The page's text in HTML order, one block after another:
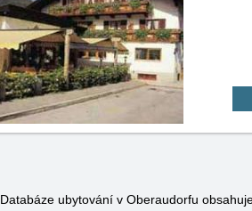
Databáze ubytování v Oberaudorfu